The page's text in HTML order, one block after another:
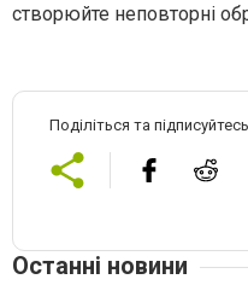
створюйте неповторні
Поділіться та
Останні новини